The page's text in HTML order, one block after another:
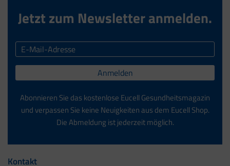
Jetzt zum Newsletter anmelden.
Anmelden
Abonnieren Sie das kostenlose Eucell Gesundheitsmagazin
und verpassen Sie keine Neuigkeiten aus dem Eucell Shop.
Die Abmeldung ist jederzeit möglich.
Kontakt